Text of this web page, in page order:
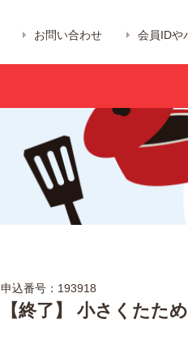
お問い合わせ 会員IDや
申込番号：193918
【終了】 小さくたた